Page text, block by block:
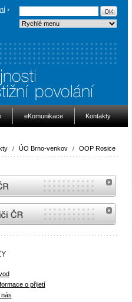
eKomunikace Kontakty
/ ÚO Brno-venkov / OOP Rosice
stránky Hasiči ČR
o přijetí